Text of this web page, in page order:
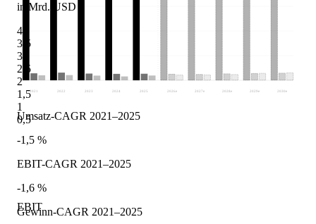
in Mrd. USD
4
3,5
3
2,5
2
1,5
1
0,5
EBIT
2021 2022 2023 2024 2025 2026 e 2027 e 2028 e 2029 e 2030e
Umsatz-CAGR 2021–2025
-1,5 %
EBIT-CAGR 2021–2025
-1,6 %
Gewinn-CAGR 2021–2025